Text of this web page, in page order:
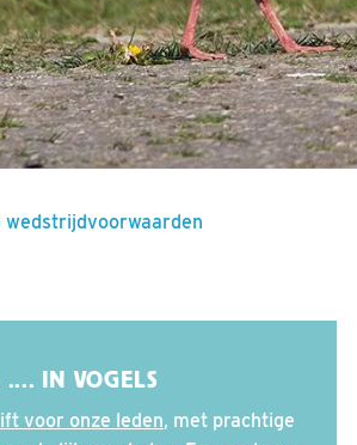
wedstrijdvoorwaarden
.... IN VOGELS
voor onze leden, met prachtige